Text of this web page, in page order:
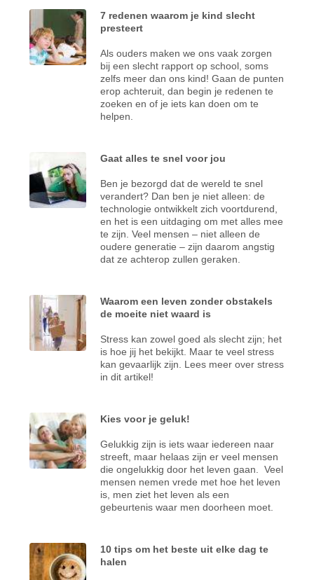
7 redenen waarom je kind slecht
presteert
Als ouders maken we ons vaak zorgen
bij een slecht rapport op school, soms
zelfs meer dan ons kind! Gaan de punten
erop achteruit, dan begin je redenen te
zoeken en of je iets kan doen om te
helpen.
Gaat alles te snel voor jou
Ben je bezorgd dat de wereld te snel
verandert? Dan ben je niet alleen: de
technologie ontwikkelt zich voortdurend,
en het is een uitdaging om met alles mee
te zijn. Veel mensen – niet alleen de
oudere generatie – zijn daarom angstig
dat ze achterop zullen geraken.
Waarom een leven zonder obstakels
de moeite niet waard is
Stress kan zowel goed als slecht zijn; het
is hoe jij het bekijkt. Maar te veel stress
kan gevaarlijk zijn. Lees meer over stress
in dit artikel!
Kies voor je geluk!
Gelukkig zijn is iets waar iedereen naar
streeft, maar helaas zijn er veel mensen
die ongelukkig door het leven gaan. Veel
mensen nemen vrede met hoe het leven
is, men ziet het leven als een
gebeurtenis waar men doorheen moet.
10 tips om het beste uit elke dag te
halen